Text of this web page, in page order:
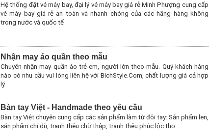
Hệ thống đặt vé máy bay, đại lý vé máy bay giá rẻ Minh Phượng cung cấp
vé máy bay giá rẻ an toàn và nhanh chóng của các hãng hàng không
trong nước và quốc tế
Nhận may áo quần theo mẫu
Chuyên nhận may quần áo trẻ em, người lớn theo mẫu. Quý khách hàng
nào có nhu cầu vui lòng liên hệ với BichStyle.Com, chất lượng giá cả hợp
lý.
Bàn tay Việt - Handmade theo yêu cầu
Bàn tay Việt chuyên cung cấp các sản phẩm làm từ đôi tay: Sản phẩm len,
sản phẩm chỉ dù, tranh thêu chữ thập, tranh thêu phúc lộc thọ.